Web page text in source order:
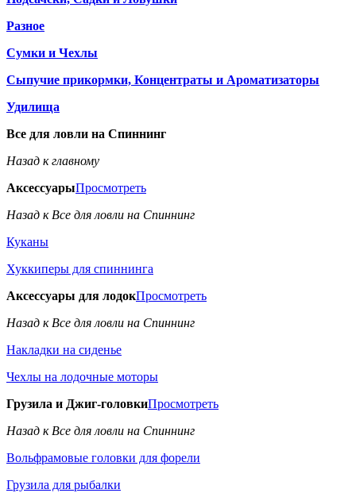
Разное
Сумки и Чехлы
Сыпучие прикормки, Концентраты и Ароматизаторы
Удилища
Все для ловли на Спиннинг
Назад к главному
АксессуарыПросмотреть
Назад к Все для ловли на Спиннинг
Куканы
Хуккиперы для спиннинга
Аксессуары для лодокПросмотреть
Назад к Все для ловли на Спиннинг
Накладки на сиденье
Чехлы на лодочные моторы
Грузила и Джиг-головкиПросмотреть
Назад к Все для ловли на Спиннинг
Вольфрамовые головки для форели
Грузила для рыбалки